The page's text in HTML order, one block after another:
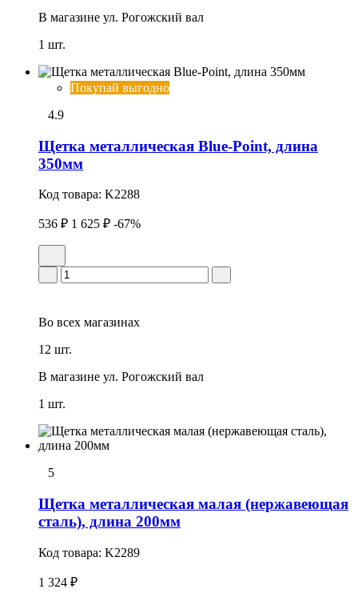
В магазине ул. Рогожский вал
1 шт.
Покупай выгодно
4.9
Щетка металлическая Blue-Point, длина
350мм
Код товара: K2288
536 ₽ 1 625 ₽ -67%
Во всех магазинах
12 шт.
В магазине ул. Рогожский вал
1 шт.
5
Щетка металлическая малая (нержавеющая
сталь), длина 200мм
Код товара: K2289
1 324 ₽